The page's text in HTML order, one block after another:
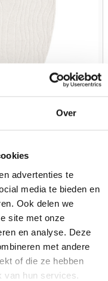
Over
advertenties te
Ook delen we
site met onze
en analyse. Deze
met andere
of die ze hebben
van hun services.